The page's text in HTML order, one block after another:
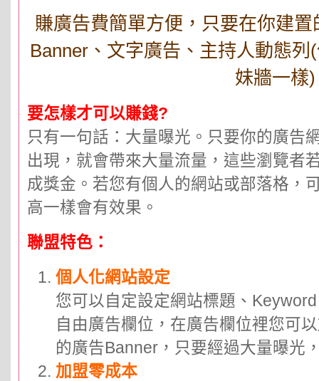
賺廣告費簡單方便，只要在你建
Banner、文字廣告、主持人動態
妹牆一樣)
要怎樣才可以賺錢?
只有一句話：大量曝光。只要你的廣告
出現，就會帶來大量流量，這些瀏覽者
成獎金。若您有個人的網站或部落格，
高一樣會有效果。
聯盟特色：
個人化網站設定
您可以自定設定網站標題、
自由廣告欄位，在廣告欄位裡您可
的廣告Banner，只要經過大量曝光
加盟零成本